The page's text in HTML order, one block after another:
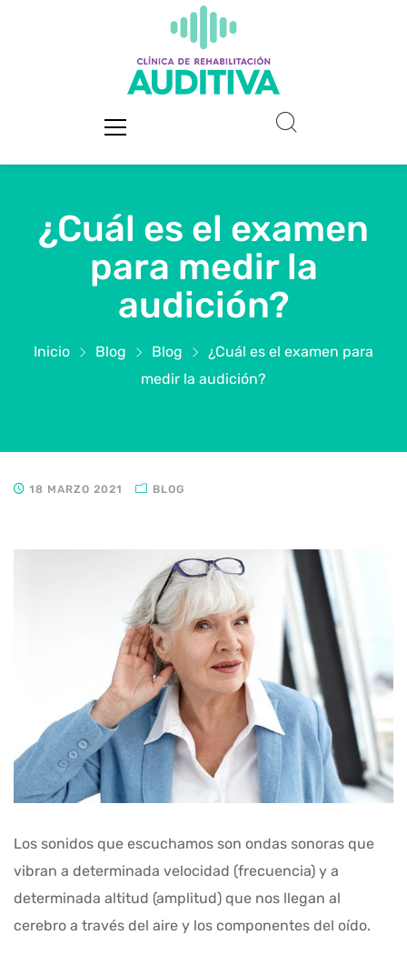
¿Cuál es el examen
para medir la
audición?
Inicio Blog Blog
¿Cuál es el examen para
medir la audición?
18 MARZO 2021 BLOG
Los sonidos que escuchamos son ondas sonoras que
vibran a determinada velocidad (frecuencia) y a
determinada altitud (amplitud) que nos llegan al
cerebro a través del aire y los componentes del oído.